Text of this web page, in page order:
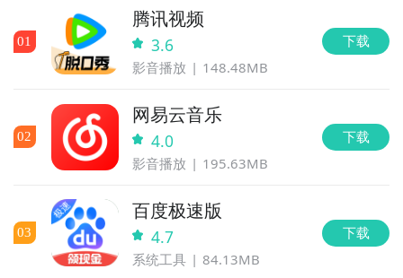
01
腾讯视频
3.6
影音播放 148.48MB
下载
02
网易云音乐
4.0
影音播放 195.63MB
下载
03
百度极速版
4.7
系统工具 84.13MB
下载